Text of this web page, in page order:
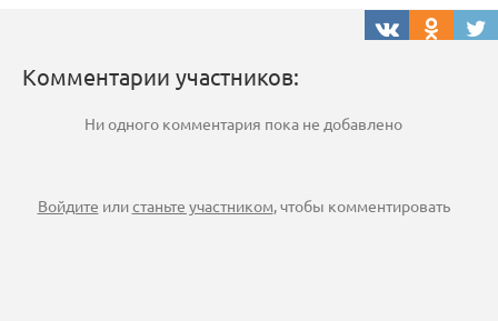
Комментарии участников:
Ни одного комментария пока не добавлено
Войдите илистаньте участником, чтобы комментировать